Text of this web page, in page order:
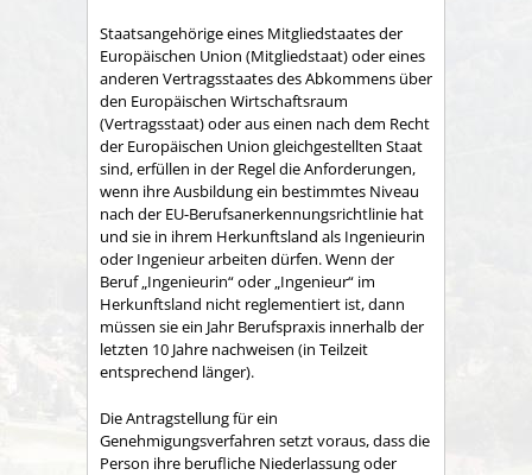
Staatsangehörige eines Mitgliedstaates der
Europäischen Union (Mitgliedstaat) oder eines
anderen Vertragsstaates des Abkommens über
den Europäischen Wirtschaftsraum
(Vertragsstaat) oder aus einen nach dem Recht
der Europäischen Union gleichgestellten Staat
sind, erfüllen in der Regel die Anforderungen,
wenn ihre Ausbildung ein bestimmtes Niveau
nach der EU-Berufsanerkennungsrichtlinie hat
und sie in ihrem Herkunftsland als Ingenieurin
oder Ingenieur arbeiten dürfen. Wenn der
Beruf „Ingenieurin“ oder „Ingenieur“ im
Herkunftsland nicht reglementiert ist, dann
müssen sie ein Jahr Berufspraxis innerhalb der
letzten 10 Jahre nachweisen (in Teilzeit
entsprechend länger).
Die Antragstellung für ein
Genehmigungsverfahren setzt voraus, dass die
Person ihre berufliche Niederlassung oder